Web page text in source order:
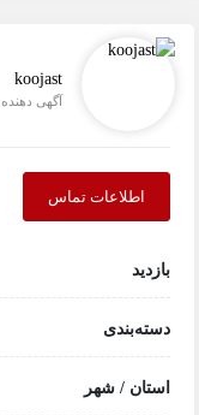
koojast
آگهی دهنده
اطلاعات تماس
بازدید
دسته‌بندی
استان / شهر